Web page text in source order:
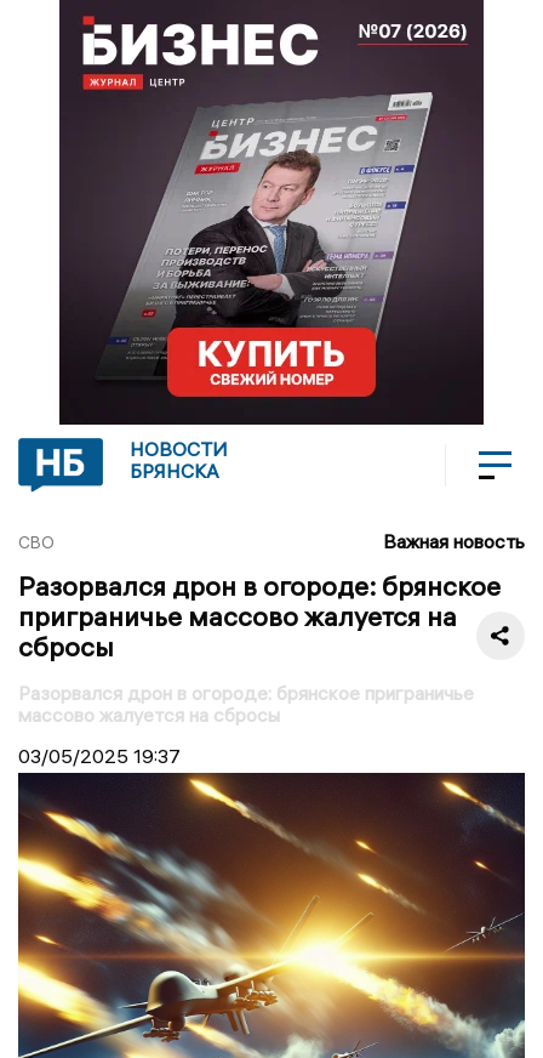
НОВОСТИ
БРЯНСКА
СВО Важная новость
Разорвался дрон в огороде: брянское
приграничье массово жалуется на
сбросы
Разорвался дрон в огороде: брянское приграничье
массово жалуется на сбросы
03/05/2025 19:37